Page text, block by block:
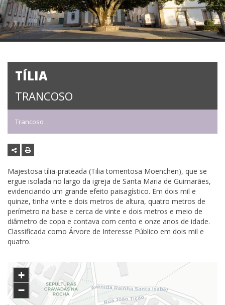
TÍLIA
TRANCOSO
Trancoso
Majestosa tília-prateada (Tilia tomentosa Moenchen), que se
ergue isolada no largo da igreja de Santa Maria de Guimarães,
evidenciando um grande efeito paisagístico. Em dois mil e
quinze, tinha vinte e dois metros de altura, quatro metros de
perímetro na base e cerca de vinte e dois metros e meio de
diâmetro de copa e contava com cento e onze anos de idade.
Classificada como Árvore de Interesse Público em dois mil e
quatro.
+
−